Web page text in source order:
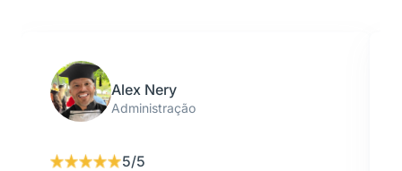
Alex Nery
Administração
5/5